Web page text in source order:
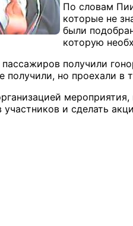
По словам
которые не
были
которую
получили
получили, но проехали в
участников и сделать